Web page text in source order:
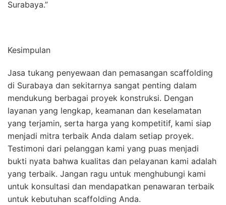
Surabaya.”
Kesimpulan
Jasa tukang penyewaan dan pemasangan scaffolding
di Surabaya dan sekitarnya sangat penting dalam
mendukung berbagai proyek konstruksi. Dengan
layanan yang lengkap, keamanan dan keselamatan
yang terjamin, serta harga yang kompetitif, kami siap
menjadi mitra terbaik Anda dalam setiap proyek.
Testimoni dari pelanggan kami yang puas menjadi
bukti nyata bahwa kualitas dan pelayanan kami adalah
yang terbaik. Jangan ragu untuk menghubungi kami
untuk konsultasi dan mendapatkan penawaran terbaik
untuk kebutuhan scaffolding Anda.